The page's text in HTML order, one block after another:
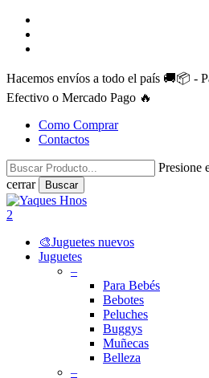
Skip
main
Hacemos envíos a todo el país 🚚📦 -
Efectivo o Mercado Pago 🔥
Como Comprar
Contactos
Presione
cerrar
Buscar
Close
Search
search
account
2
🎨Juguetes nuevos
Juguetes
–
Para Bebés
Bebotes
Peluches
Buggys
Muñecas
Belleza
–